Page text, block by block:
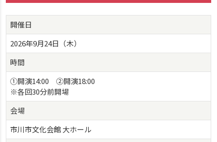
開催日
2026年9月24日（木）
時間
①開演14:00 ②開演18:00
※各回30分前開場
会場
市川市文化会館 大ホール